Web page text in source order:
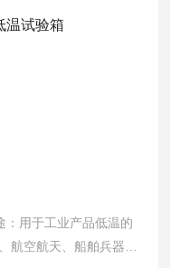
用于工业产品低温的
航空航天、船舶兵器、